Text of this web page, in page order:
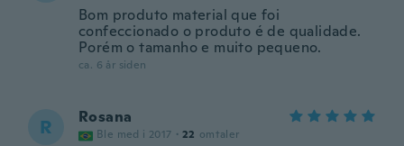
Bom produto material que foi
confeccionado o produto é de qualidade.
Porém o tamanho e muito pequeno.
ca. 6 år siden
R Rosana
Ble med i 2017 · 22 omtaler